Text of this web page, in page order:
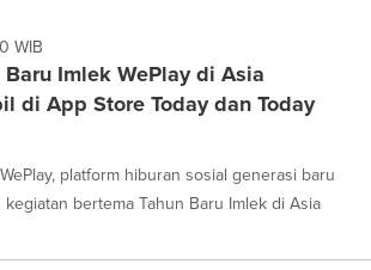
WIB
Baru Imlek WePlay di Asia
di App Store Today dan Today
platform hiburan sosial generasi baru
bertema Tahun Baru Imlek di Asia